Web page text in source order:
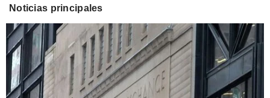
Noticias principales